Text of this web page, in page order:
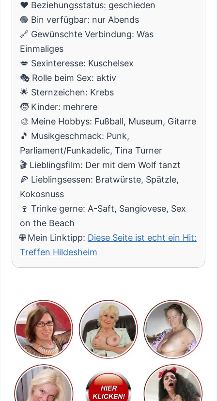
❤️ Beziehungsstatus: geschieden
🟢 Bin verfügbar: nur Abends
🔗 Gewünschte Verbindung: Was
Einmaliges
💋 Sexinteresse: Kuschelsex
🎭 Rolle beim Sex: aktiv
🌟 Sternzeichen: Krebs
🧒 Kinder: mehrere
🎨 Meine Hobbys: Fußball, Museum, Gitarre
🎵 Musikgeschmack: Punk,
Parliament/Funkadelic, Tina Turner
🎬 Lieblingsfilm: Der mit dem Wolf tanzt
🍕 Lieblingsessen: Bratwürste, Spätzle,
Kokosnuss
🍷 Trinke gerne: A-Saft, Sangiovese, Sex
on the Beach
🌐 Mein Linktipp: Diese Seite ist echt ein Hit:
Treffen Hildesheim